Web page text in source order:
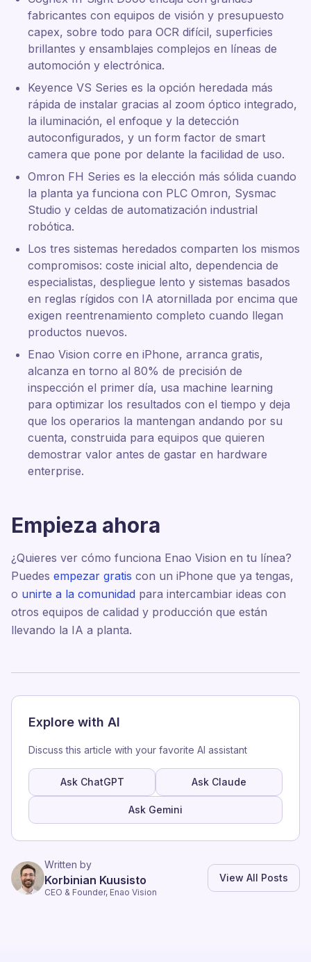
fabricantes con equipos de visión y presupuesto
capex, sobre todo para OCR difícil, superficies
brillantes y ensamblajes complejos en líneas de
automoción y electrónica.
Keyence VS Series es la opción heredada más
rápida de instalar gracias al zoom óptico integrado,
la iluminación, el enfoque y la detección
autoconfigurados, y un form factor de smart
camera que pone por delante la facilidad de uso.
Omron FH Series es la elección más sólida cuando
la planta ya funciona con PLC Omron, Sysmac
Studio y celdas de automatización industrial
robótica.
Los tres sistemas heredados comparten los mismos
compromisos: coste inicial alto, dependencia de
especialistas, despliegue lento y sistemas basados
en reglas rígidos con IA atornillada por encima que
exigen reentrenamiento completo cuando llegan
productos nuevos.
Enao Vision corre en iPhone, arranca gratis,
alcanza en torno al 80% de precisión de
inspección el primer día, usa machine learning
para optimizar los resultados con el tiempo y deja
que los operarios la mantengan andando por su
cuenta, construida para equipos que quieren
demostrar valor antes de gastar en hardware
enterprise.
Empieza ahora
¿Quieres ver cómo funciona Enao Vision en tu línea?
Puedes empezar gratis con un iPhone que ya tengas,
o unirte a la comunidad para intercambiar ideas con
otros equipos de calidad y producción que están
llevando la IA a planta.
Explore with AI
Discuss this article with your favorite AI assistant
Ask ChatGPT Ask Claude
Ask Gemini
Written by
Korbinian Kuusisto
CEO & Founder, Enao Vision
View All Posts